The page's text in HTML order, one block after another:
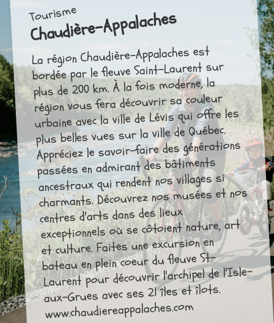
Tourisme
Chaudière-Appalaches
La région Chaudière-Appalaches est
bordée par le fleuve Saint-Laurent sur
plus de 200 km. À la fois moderne, la
région vous fera découvrir sa couleur
urbaine avec la ville de Lévis qui offre les
plus belles vues sur la ville de Québec.
Appréciez le savoir-faire des générations
passées en admirant des bâtiments
ancestraux qui rendent nos villages si
charmants. Découvrez nos musées et nos
centres d'arts dans des lieux
exceptionnels où se côtoient nature, art
et culture. Faites une excursion en
bateau en plein coeur du fleuve St-
Laurent pour découvrir l'archipel de l'Isle-
aux-Grues avec ses 21 îles et îlots.
www.chaudiereappalaches.com